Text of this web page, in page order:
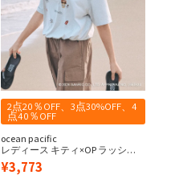
2点20％OFF、3点30%OFF、4
点40％OFF
ocean pacific
レディース キティ×OP ラッシュT
シャツ
¥3,773